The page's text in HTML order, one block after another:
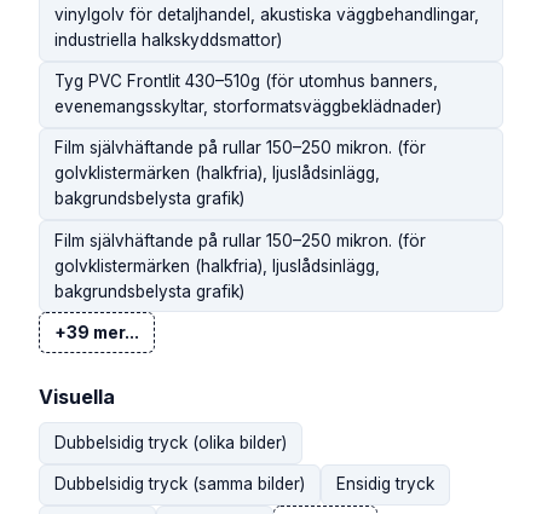
vinylgolv för detaljhandel, akustiska väggbehandlingar,
industriella halkskyddsmattor)
Tyg PVC Frontlit 430–510g (för utomhus banners,
evenemangsskyltar, storformatsväggbeklädnader)
Film självhäftande på rullar 150–250 mikron. (för
golvklistermärken (halkfria), ljuslådsinlägg,
bakgrundsbelysta grafik)
Film självhäftande på rullar 150–250 mikron. (för
golvklistermärken (halkfria), ljuslådsinlägg,
bakgrundsbelysta grafik)
+39 mer...
Visuella
Dubbelsidig tryck (olika bilder)
Dubbelsidig tryck (samma bilder) Ensidig tryck